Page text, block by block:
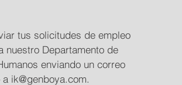
tus solicitudes de empleo
nuestro Departamento de
enviando un correo
a ik@genboya.com.